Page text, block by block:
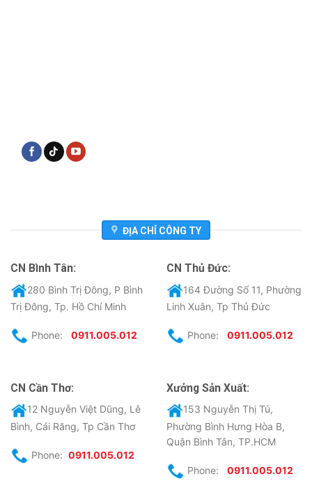
ĐỊA CHỈ CÔNG TY
CN Bình Tân:
280 Bình Trị Đông, P Bình
Trị Đông, Tp. Hồ Chí Minh
Phone: 0911.005.012
CN Thủ Đức:
164 Đường Số 11, Phường
Linh Xuân, Tp Thủ Đức
Phone: 0911.005.012
CN Cần Thơ:
12 Nguyễn Việt Dũng, Lê
Bình, Cái Răng, Tp Cần Thơ
Phone: 0911.005.012
Xưởng Sản Xuất:
153 Nguyễn Thị Tú,
Phường Bình Hưng Hòa B,
Quận Bình Tân, TP.HCM
Phone: 0911.005.012